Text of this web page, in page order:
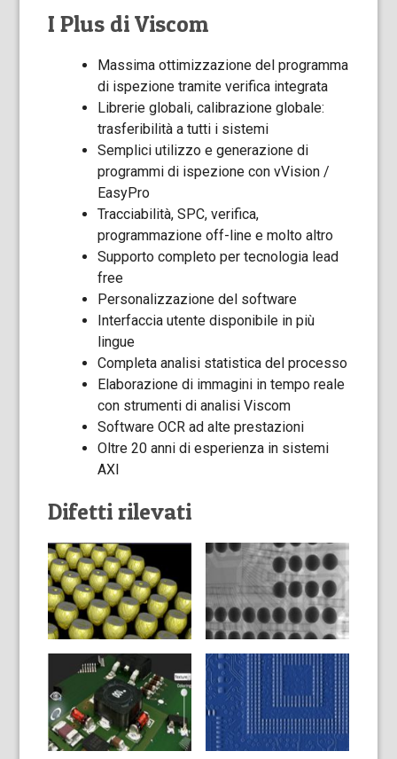
I Plus di Viscom
Massima ottimizzazione del programma
di ispezione tramite verifica integrata
Librerie globali, calibrazione globale:
trasferibilità a tutti i sistemi
Semplici utilizzo e generazione di
programmi di ispezione con vVision /
EasyPro
Tracciabilità, SPC, verifica,
programmazione off-line e molto altro
Supporto completo per tecnologia lead
free
Personalizzazione del software
Interfaccia utente disponibile in più
lingue
Completa analisi statistica del processo
Elaborazione di immagini in tempo reale
con strumenti di analisi Viscom
Software OCR ad alte prestazioni
Oltre 20 anni di esperienza in sistemi
AXI
Difetti rilevati